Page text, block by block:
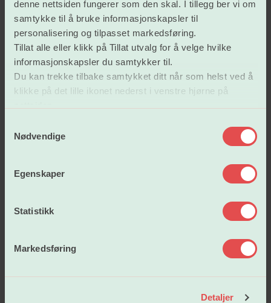
denne nettsiden fungerer som den skal. I tillegg ber vi om
samtykke til å bruke informasjonskapsler til
personalisering og tilpasset markedsføring.
Tillat alle eller klikk på Tillat utvalg for å velge hvilke
informasjonskapsler du samtykker til.
Du kan trekke tilbake samtykket ditt når som helst ved å
klikke på det lille ikonet nederst i venstre hjørne på
Nødvendige
Egenskaper
Statistikk
Markedsføring
Detaljer
Lønn og tariffavtaler
Arbeidsvilkår
Vår politikk
Om oss
Bli medlem